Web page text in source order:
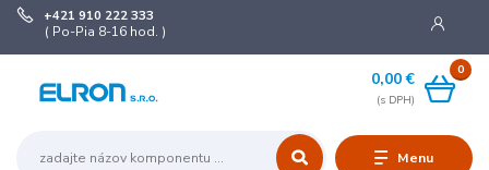
Menu
+421 910 222 333
( Po-Pia 8-16 hod. )
0
0,00 €